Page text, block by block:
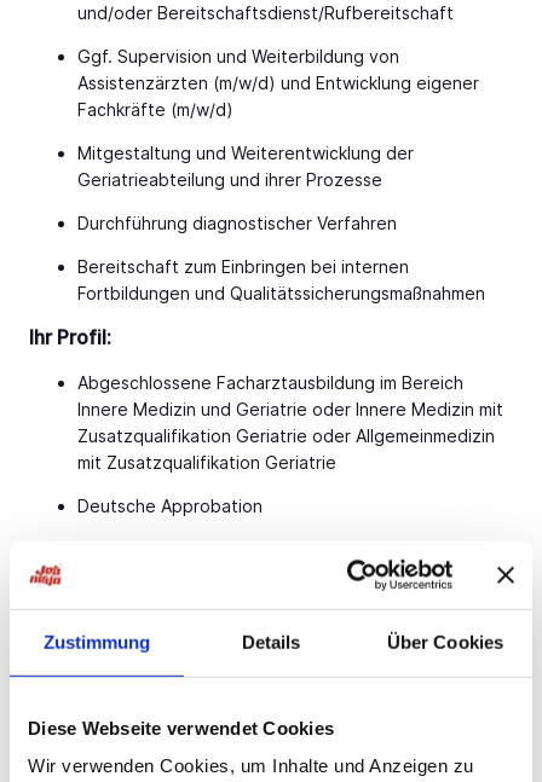
Zustimmung Details Über Cookies
Diese Webseite verwendet Cookies
Wir verwenden Cookies, um Inhalte und Anzeigen zu
und/oder Bereitschaftsdienst/Rufbereitschaft
Ggf. Supervision und Weiterbildung von
Assistenzärzten (m/w/d) und Entwicklung eigener
Fachkräfte (m/w/d)
Mitgestaltung und Weiterentwicklung der
Geriatrieabteilung und ihrer Prozesse
Durchführung diagnostischer Verfahren
Bereitschaft zum Einbringen bei internen
Fortbildungen und Qualitätssicherungsmaßnahmen
Ihr Profil:
Abgeschlossene Facharztausbildung im Bereich
Innere Medizin und Geriatrie oder Innere Medizin mit
Zusatzqualifikation Geriatrie oder Allgemeinmedizin
mit Zusatzqualifikation Geriatrie
Deutsche Approbation
Kommunikations-, Team- und Kooperationsfähigkeit
Verantwortungsbewusstsein, Engagement und
freundlicher, aufgeschlossener Umgang mit
Patienten und deren Angehörigen